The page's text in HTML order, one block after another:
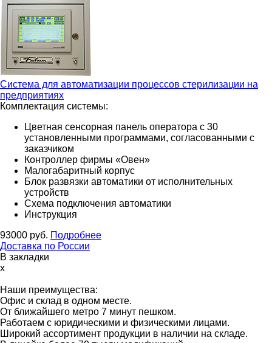
Система для автоматизации процессов стерилизации на
предприятиях
Комплектация системы:
Цветная сенсорная панель оператора с 30
установленными программами, согласованными с
заказчиком
Контроллер фирмы «Овен»
Малогабаритный корпус
Блок развязки автоматики от исполнительных
устройств
Схема подключения автоматики
Инструкция
93000 руб. Подробнее
Доставка по России
В закладки
x
Наши преимущества:
Офис и склад в одном месте.
От ближайшего метро 7 минут пешком.
Работаем с юридическими и физическими лицами.
Широкий ассортимент продукции в наличии на складе.